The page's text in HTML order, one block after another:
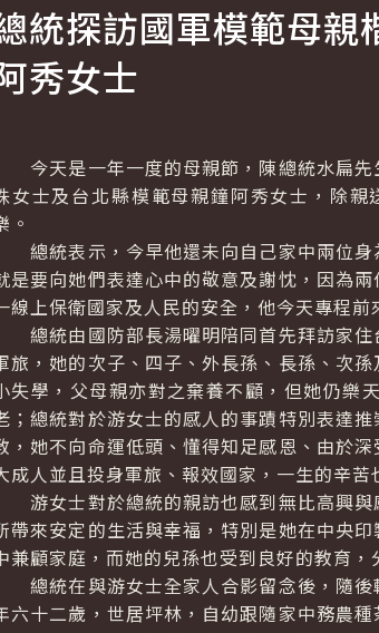
統探訪國軍模範母親
秀女士
今天是一年一度的母親節，陳總統水扁先
女士及台北縣模範母親鐘阿秀女士，除
。
總統表示，今早他還未向自己家中兩位身
是要向她們表達心中的敬意及謝忱，因為
線上保衛國家及人民的安全，他今天專程
總統由國防部長湯曜明陪同首先拜訪家住
旅，她的次子、四子、外長孫、長孫、次
失學，父母親亦對之棄養不顧，但她仍樂
；總統對於游女士的感人的事蹟特別表達
，她不向命運低頭、懂得知足感恩、由於
成人並且投身軍旅、報效國家，一生的辛苦
游女士對於總統的親訪也感到無比高興與
帶來安定的生活與幸福，特別是她在中央
兼顧家庭，而她的兒孫也受到良好的教育
總統在與游女士全家人合影留念後，隨後
六十二歲，世居坪林，自幼跟隨家中務農